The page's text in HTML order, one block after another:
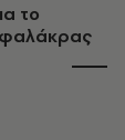
το
φαλάκρας